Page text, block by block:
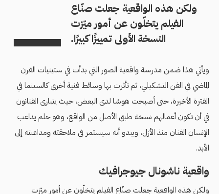
ولكن هذه الواقعية جعلت صنّاع
الفيلم يتخلّون عن أمور ميّزت
النسخة الأولى تمييزًا كبيرًا.
ويأتي هذا ضمن مدرسة واقعية الصور التي بدأت في ستينيات القرن
الماضي في الفن التشكيلي، ثم تأثرت بها وسائط فنية أخرى كالسينما في
الفترة الأخيرة، حتى أصبحت هوسًا لدى البعض، حيث يتبارى الفنانون
في أن تكون أعمالهم نسخة طبق الأصل من الواقع، وهو حلم يداعب
الإنسان الفنان منذ الأزل، ويبدو أنه سيستمر في ملاحقته ومداعبته إلى
الأبد.
واقعية ناشونال جيوجرافيك
ولكن هذه الواقعية جعلت صنّاع الفيلم يتخلّون عن أمور ميّزت